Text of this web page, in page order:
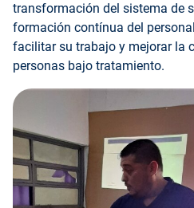
transformación del sistema de
formación contínua del
facilitar su trabajo y mejorar la
personas bajo tratamiento.